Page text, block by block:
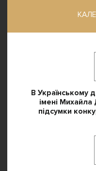
В Українському
імені
підсумки